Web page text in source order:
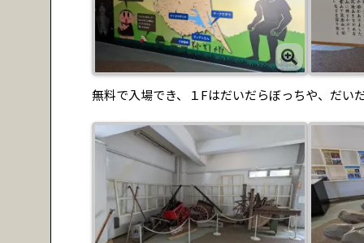
無料で入場でき、１Fはだいだらぼっちや、だい